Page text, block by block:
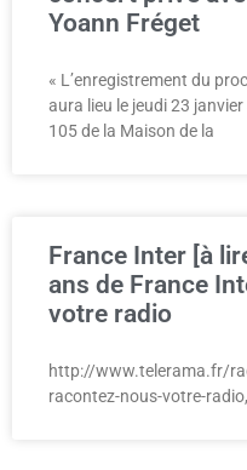
Yoann Fréget
« L’enregistrement du
aura lieu le jeudi 23
105 de la Maison de la
France Inter [à
ans de France
votre radio
http://www.telerama.fr/
racontez-nous-votre-